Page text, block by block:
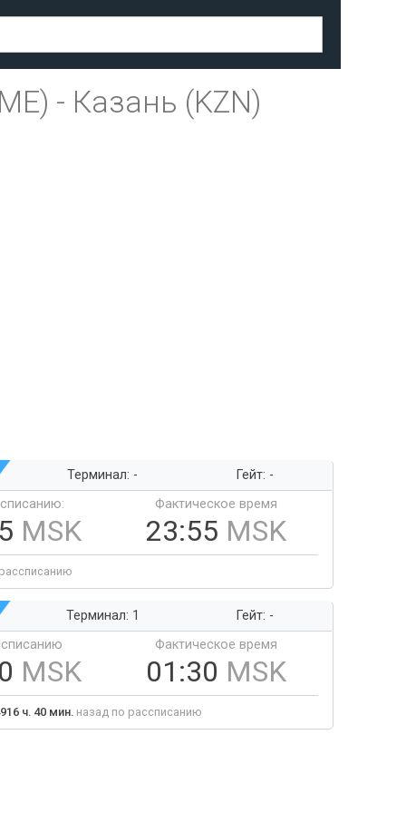
- Казань (KZN)
Терминал: -
Гейт: -
MSK
Фактическое время
23:55 MSK
Терминал: 1
Гейт: -
MSK
Фактическое время
01:30 MSK
ч. 40 мин. назад по рассписанию